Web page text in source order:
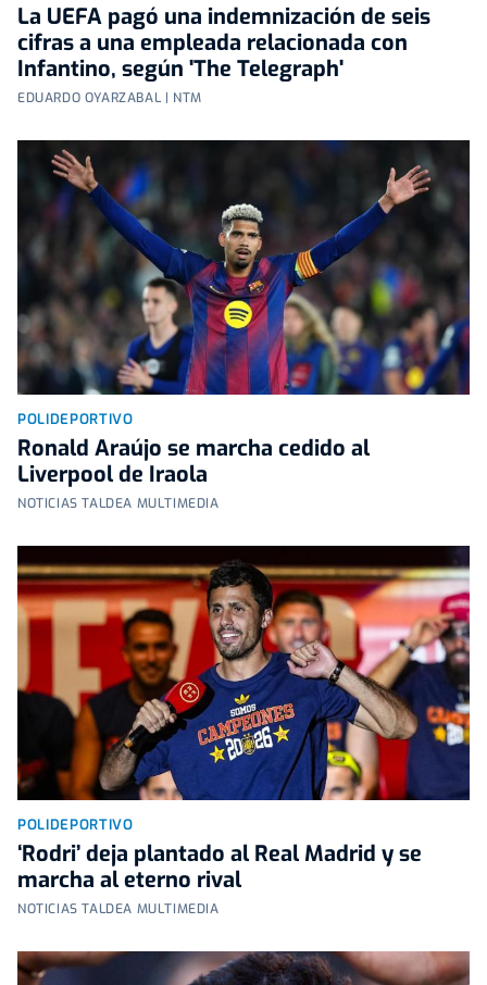
La UEFA pagó una indemnización de seis
cifras a una empleada relacionada con
Infantino, según 'The Telegraph'
EDUARDO OYARZABAL | NTM
POLIDEPORTIVO
Ronald Araújo se marcha cedido al
Liverpool de Iraola
NOTICIAS TALDEA MULTIMEDIA
POLIDEPORTIVO
‘Rodri’ deja plantado al Real Madrid y se
marcha al eterno rival
NOTICIAS TALDEA MULTIMEDIA